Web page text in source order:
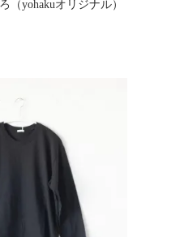
yohakuオリジナル）